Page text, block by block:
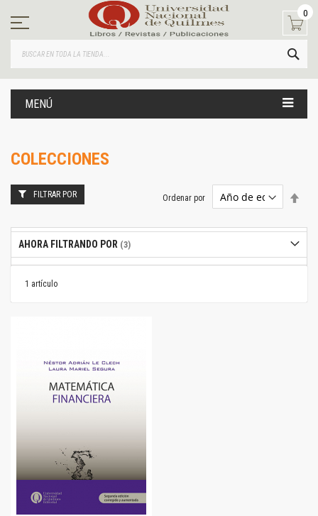
contenido
0
MENÚ
COLECCIONES
1 artículo
Ordenar por
FILTRAR POR
AHORA FILTRANDO POR